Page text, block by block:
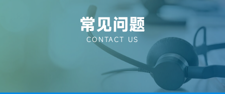
常见问题
CONTACT US